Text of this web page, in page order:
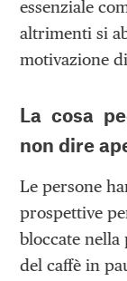
essenziale
altrimenti si
motivazione
La cosa
non dire
Le persone
prospettive
bloccate nella
del caffè in